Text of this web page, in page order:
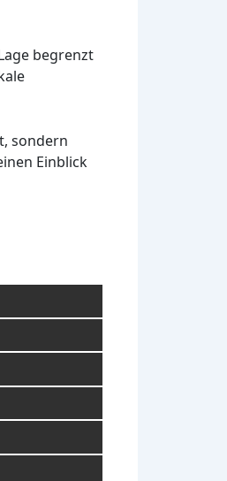
begrenzt
sondern
Einblick